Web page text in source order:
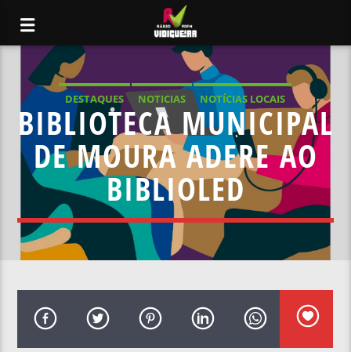
DESTAQUES NOTICIAS
NOTÍCIAS LOCAIS
NOTÍCIAS NACIONAIS
BIBLIOTECA MUNICIPAL
DE MOURA ADERE AO
BIBLIOLED